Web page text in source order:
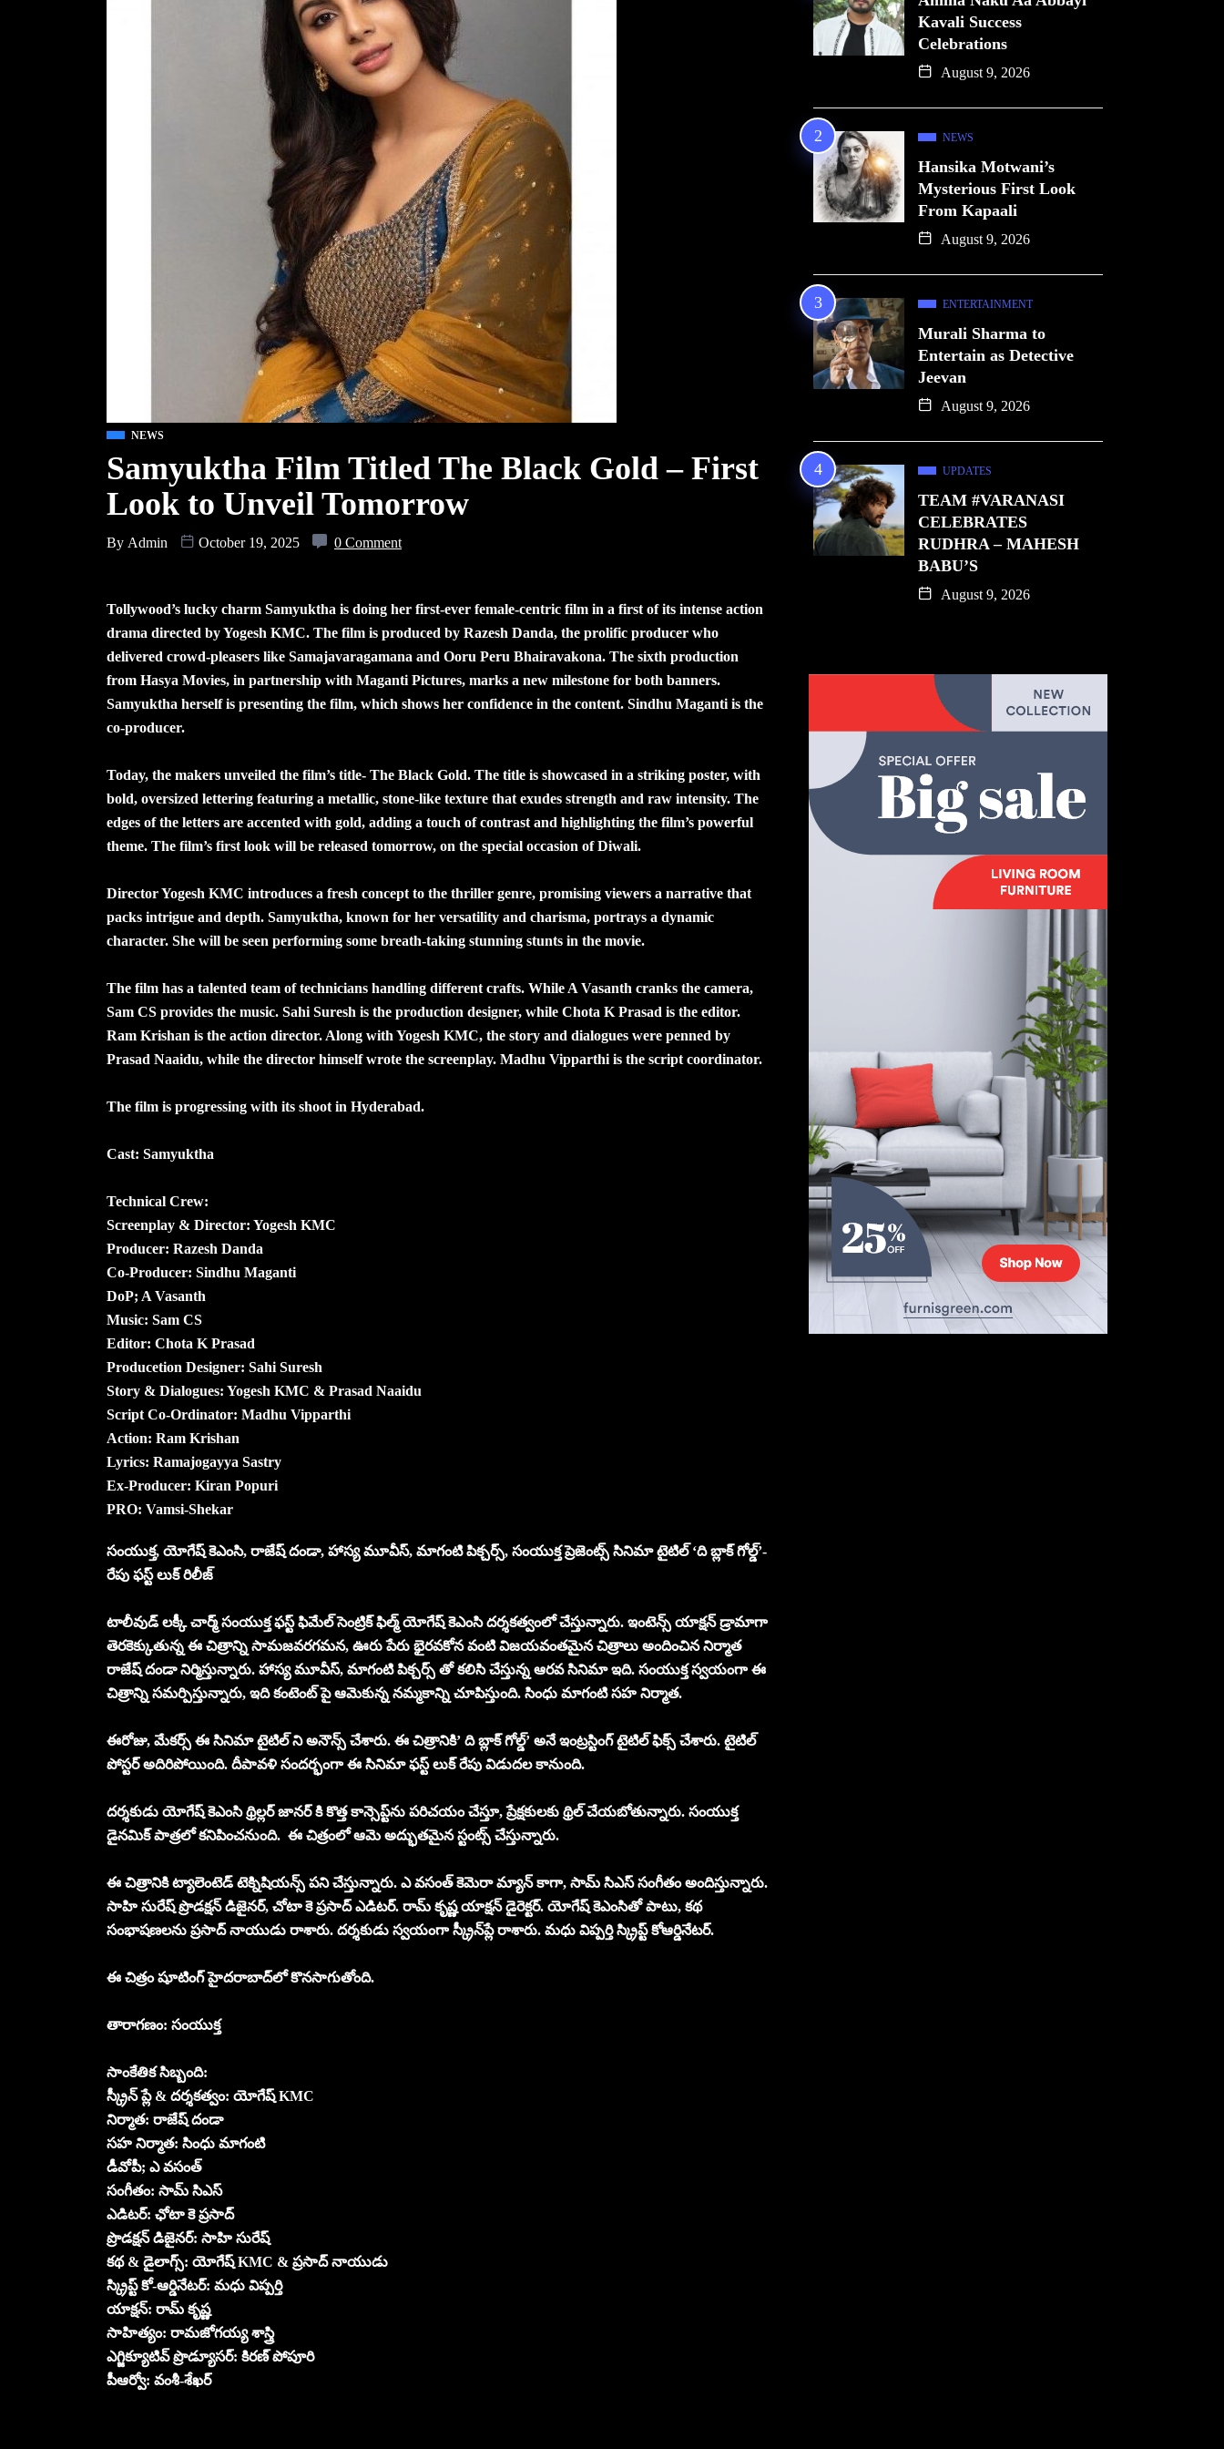
NEWS
Samyuktha Film Titled The Black Gold – First
Look to Unveil Tomorrow
By Admin October 19, 2025 0 Comment
Tollywood’s lucky charm Samyuktha is doing her first-ever female-centric film in a first of its intense action
drama directed by Yogesh KMC. The film is produced by Razesh Danda, the prolific producer who
delivered crowd-pleasers like Samajavaragamana and Ooru Peru Bhairavakona. The sixth production
from Hasya Movies, in partnership with Maganti Pictures, marks a new milestone for both banners.
Samyuktha herself is presenting the film, which shows her confidence in the content. Sindhu Maganti is the
co-producer.
Today, the makers unveiled the film’s title- The Black Gold. The title is showcased in a striking poster, with
bold, oversized lettering featuring a metallic, stone-like texture that exudes strength and raw intensity. The
edges of the letters are accented with gold, adding a touch of contrast and highlighting the film’s powerful
theme. The film’s first look will be released tomorrow, on the special occasion of Diwali.
Director Yogesh KMC introduces a fresh concept to the thriller genre, promising viewers a narrative that
packs intrigue and depth. Samyuktha, known for her versatility and charisma, portrays a dynamic
character. She will be seen performing some breath-taking stunning stunts in the movie.
The film has a talented team of technicians handling different crafts. While A Vasanth cranks the camera,
Sam CS provides the music. Sahi Suresh is the production designer, while Chota K Prasad is the editor.
Ram Krishan is the action director. Along with Yogesh KMC, the story and dialogues were penned by
Prasad Naaidu, while the director himself wrote the screenplay. Madhu Vipparthi is the script coordinator.
The film is progressing with its shoot in Hyderabad.
Cast: Samyuktha
Technical Crew:
Screenplay & Director: Yogesh KMC
Producer: Razesh Danda
Co-Producer: Sindhu Maganti
DoP; A Vasanth
Music: Sam CS
Editor: Chota K Prasad
Producetion Designer: Sahi Suresh
Story & Dialogues: Yogesh KMC & Prasad Naaidu
Script Co-Ordinator: Madhu Vipparthi
Action: Ram Krishan
Lyrics: Ramajogayya Sastry
Ex-Producer: Kiran Popuri
PRO: Vamsi-Shekar
సంయుక్త, యోగేష్ కెఎంసి, రాజేష్ దండా, హాస్య మూవీస్, మాగంటి పిక్చర్స్, సంయుక్త ప్రెజెంట్స్ సినిమా టైటిల్ ‘ది బ్లాక్ గోల్డ్’-
రేపు ఫస్ట్ లుక్ రిలీజ్
టాలీవుడ్ లక్కీ చార్మ్ సంయుక్త ఫస్ట్ ఫిమేల్ సెంట్రిక్ ఫిల్మ్ యోగేష్ కెఎంసి దర్శకత్వంలో చేస్తున్నారు. ఇంటెన్స్ యాక్షన్ డ్రామాగా
తెరకెక్కుతున్న ఈ చిత్రాన్ని సామజవరగమన, ఊరు పేరు భైరవకోన వంటి విజయవంతమైన చిత్రాలు అందించిన నిర్మాత
రాజేష్ దండా నిర్మిస్తున్నారు. హాస్య మూవీస్, మాగంటి పిక్చర్స్ తో కలిసి చేస్తున్న ఆరవ సినిమా ఇది. సంయుక్త స్వయంగా ఈ
చిత్రాన్ని సమర్పిస్తున్నారు, ఇది కంటెంట్ పై ఆమెకున్న నమ్మకాన్ని చూపిస్తుంది. సింధు మాగంటి సహ నిర్మాత.
ఈరోజు, మేకర్స్ ఈ సినిమా టైటిల్ ని అనౌన్స్ చేశారు. ఈ చిత్రానికి’ ది బ్లాక్ గోల్డ్’ అనే ఇంట్రస్టింగ్ టైటిల్ ఫిక్స్ చేశారు. టైటిల్
పోస్టర్ అదిరిపోయింది. దీపావళి సందర్భంగా ఈ సినిమా ఫస్ట్ లుక్ రేపు విడుదల కానుంది.
దర్శకుడు యోగేష్ కెఎంసి థ్రిల్లర్ జానర్ కి కొత్త కాన్సెప్ట్‌ను పరిచయం చేస్తూ, ప్రేక్షకులకు థ్రిల్ చేయబోతున్నారు. సంయుక్త
డైనమిక్ పాత్రలో కనిపించనుంది. ఈ చిత్రంలో ఆమె అద్భుతమైన స్టంట్స్ చేస్తున్నారు.
ఈ చిత్రానికి ట్యాలెంటెడ్ టెక్నిషియన్స్ పని చేస్తున్నారు. ఎ వసంత్ కెమెరా మ్యాన్ కాగా, సామ్ సిఎస్ సంగీతం అందిస్తున్నారు.
సాహి సురేష్ ప్రొడక్షన్ డిజైనర్, చోటా కె ప్రసాద్ ఎడిటర్. రామ్ కృష్ణ యాక్షన్ డైరెక్టర్. యోగేష్ కెఎంసితో పాటు, కథ
సంభాషణలను ప్రసాద్ నాయుడు రాశారు. దర్శకుడు స్వయంగా స్క్రీన్‌ప్లే రాశారు. మధు విప్పర్తి స్క్రిప్ట్ కోఆర్డినేటర్.
ఈ చిత్రం షూటింగ్ హైదరాబాద్‌లో కొనసాగుతోంది.
తారాగణం: సంయుక్త
సాంకేతిక సిబ్బంది:
స్క్రీన్ ప్లే & దర్శకత్వం: యోగేష్ KMC
నిర్మాత: రాజేష్ దండా
సహ నిర్మాత: సింధు మాగంటి
డీవోపీ; ఎ వసంత్
సంగీతం: సామ్ సిఎస్
ఎడిటర్: ఛోటా కె ప్రసాద్
ప్రొడక్షన్ డిజైనర్: సాహి సురేష్
కథ & డైలాగ్స్: యోగేష్ KMC & ప్రసాద్ నాయుడు
స్క్రిప్ట్ కో-ఆర్డినేటర్: మధు విప్పర్తి
యాక్షన్: రామ్ కృష్ణ
సాహిత్యం: రామజోగయ్య శాస్త్రి
ఎగ్జిక్యూటివ్ ప్రొడ్యూసర్: కిరణ్ పోపూరి
పీఆర్వో: వంశీ-శేఖర్
Kavali Success
Celebrations
August 9, 2026
NEWS
Hansika Motwani’s
Mysterious First Look
From Kapaali
August 9, 2026
ENTERTAINMENT
Murali Sharma to
Entertain as Detective
Jeevan
August 9, 2026
UPDATES
TEAM #VARANASI
CELEBRATES
RUDHRA – MAHESH
BABU’S
August 9, 2026